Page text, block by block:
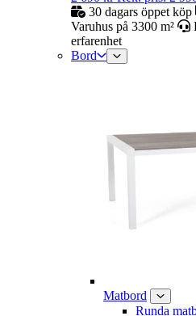
30 dagars öppet köp
Varuhus på 3300 m²
erfarenhet
Bord
Matbord
Runda